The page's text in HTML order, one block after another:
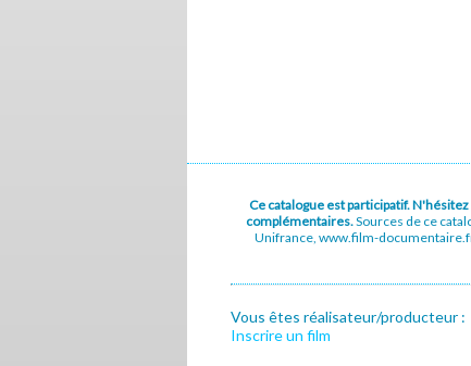
Ce catalogue est participatif.
complémentaires.Sources de ce
Unifrance, www.film-
Vous êtes réalisateur/producteur :
Inscrire un film